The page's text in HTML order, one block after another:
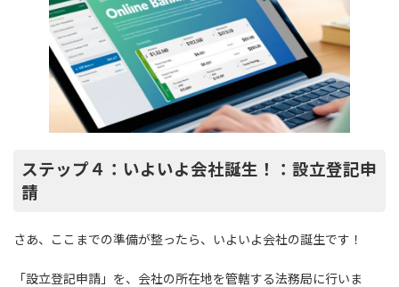
ステップ４：いよいよ会社誕生！：設立登記申
請
さあ、ここまでの準備が整ったら、いよいよ会社の誕生です！
「設立登記申請」を、会社の所在地を管轄する法務局に行いま